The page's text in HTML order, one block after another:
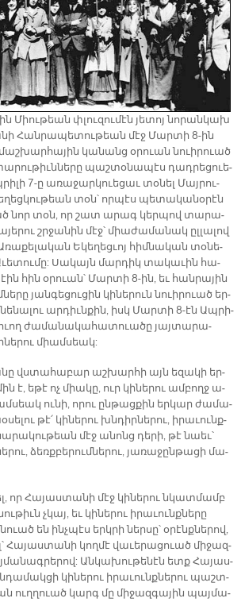
Միու­թեան փլու­զու­մէն յե­տոյ նո­րան­կախ
Հան­րա­պե­տու­թեան մէջ Մար­տի 8-ին
կա­նանց օ­րուան նուի­րուած
պաշ­տօ­նա­պէս դա­դ­րե­ցուե­
7-ը ա­ռա­ջար­կուե­ցաւ տօ­նել Մայ­րու­
տօն՝ որ­պէս պե­տա­կա­նօ­րէն
նոր տօն, ո­ր շատ ա­րագ կեր­պով տա­րա­
շրջա­նին մէջ՝ միա­ժա­մա­նակ ըլ­լա­լով
Ե­կե­ղեց­ւոյ հիմ­նա­կան տօ­նե­
Ա­ւե­տու­մը: Սա­կայն մար­դիկ տա­կա­ւին հա­
հին օ­րուան՝ Մար­տի 8-ին, եւ հան­րա­յին
յան­գե­ցու­ցին կի­նե­րուն նուի­րուած եր­
ար­դիւն­քին, իսկ Մար­տի 8-էն Ապ­րի­
ժա­մա­նա­կա­հա­տուա­ծը յայ­տա­րա­
միամ­սեակ:
վստա­հա­բար աշ­խար­հի այն ե­զա­կի եր­
է, ե­թէ ոչ միա­կը, ուր կի­նե­րու ամ­բողջ ա­
ու­նի, ո­րու ըն­թաց­քին եր­կար ժա­մա­
թէ՛ կի­նե­րու խնդիր­նե­րու, ի­րա­ւունք­
մէջ ա­նոնց դե­րի, թէ նաեւ՝
ձեռք­բե­րում­նե­րու, յա­ռա­ջըն­թա­ցի մա­
որ Հա­յաս­տա­նի մէջ կի­նե­րու նկատ­մամբ
չկայ, եւ կի­նե­րու ի­րա­ւունք­նե­րը
են ինչ­պէս երկ­րի ներ­սը՝ օ­րէնք­նե­րով,
Հա­յաս­տա­նի կող­մէ վա­ւե­րա­ցուած մի­ջազ­
Ան­կա­խու­թե­նէն ետք Հա­յաս­
կի­նե­րու ի­րա­ւունք­նե­րու պաշտ­
ուղ­ղուած կարգ մը մի­ջազ­գա­յին պայ­մա­